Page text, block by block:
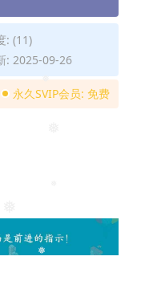
❅
: (11)
: 2025-09-26
永久SVIP会员: 免费